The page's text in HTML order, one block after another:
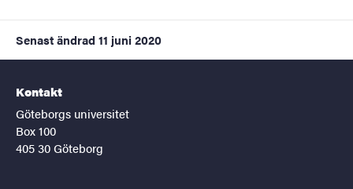
Senast ändrad 11 juni 2020
Kontakt
Göteborgs universitet
Box 100
405 30 Göteborg